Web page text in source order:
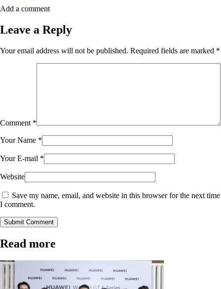
Add a comment
Leave a Reply
Your email address will not be published. Required fields are marked *
Comment *
Your Name *
Your E-mail *
Website
Save my name, email, and website in this browser for the next time
I comment.
Submit Comment
Read more